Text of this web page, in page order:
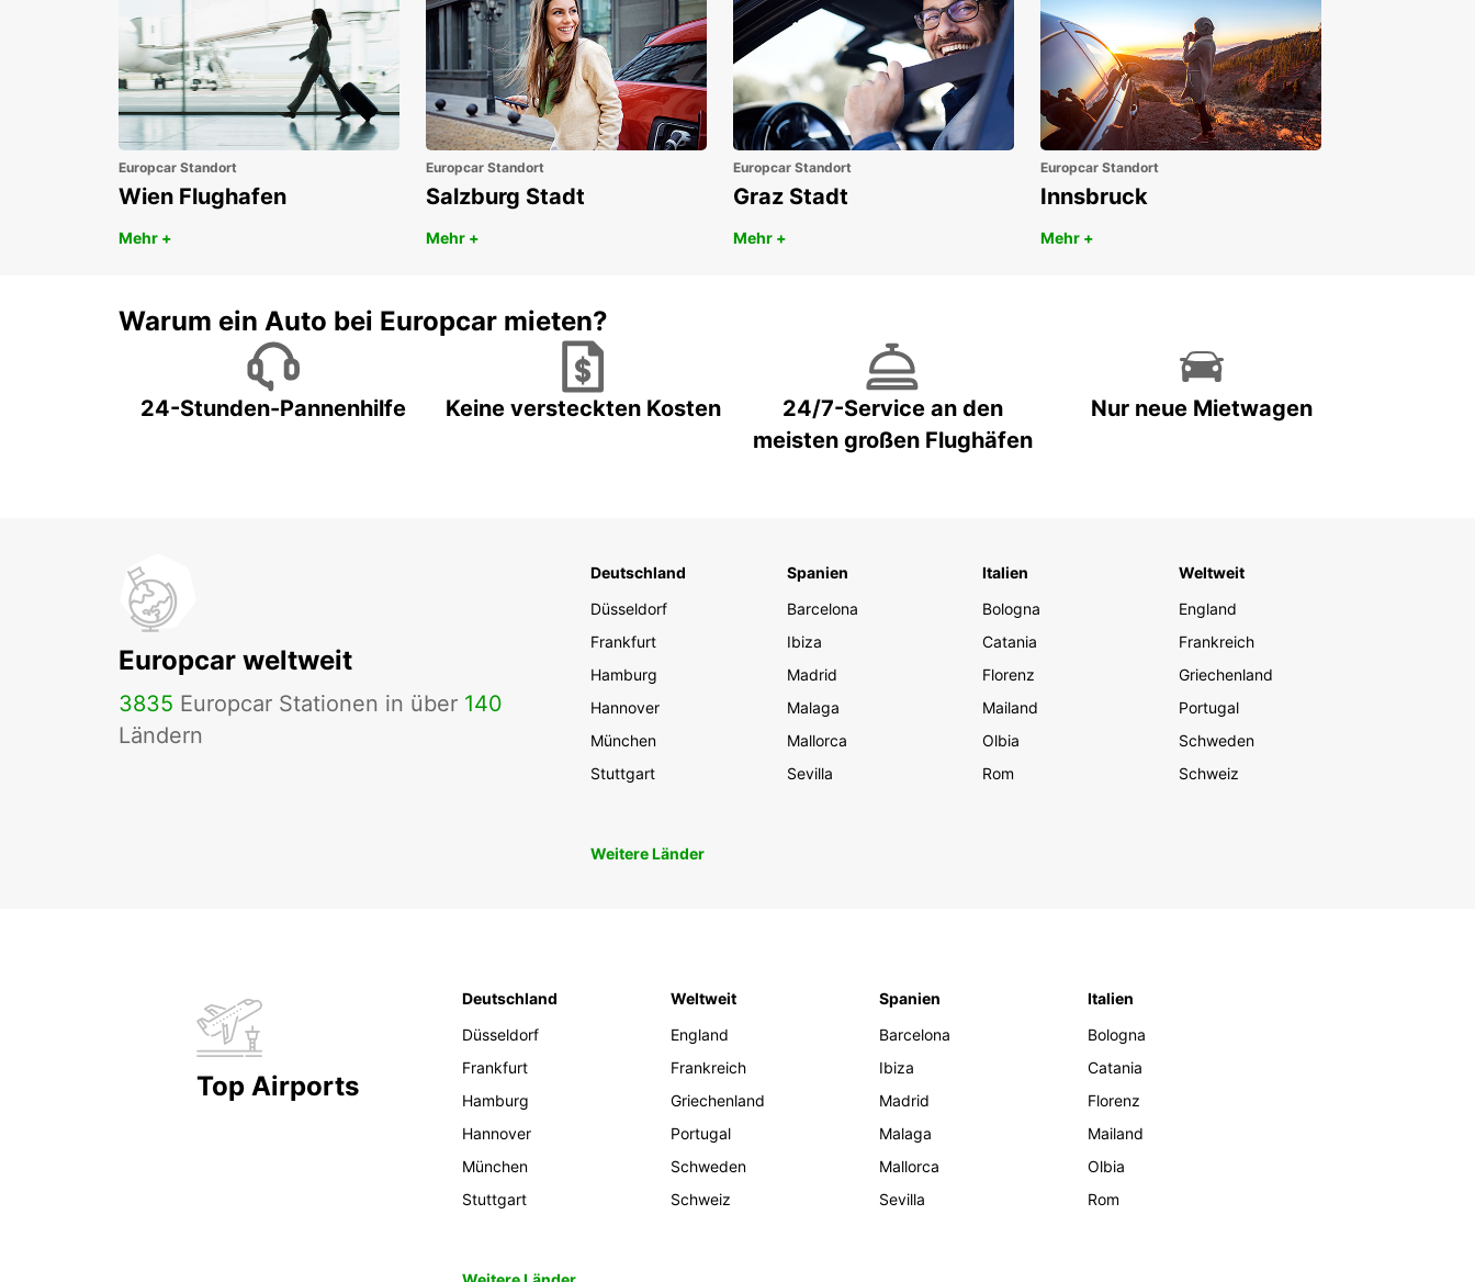
Europcar Standort
Wien Flughafen
Mehr +
Europcar Standort
Salzburg Stadt
Mehr +
Europcar Standort
Graz Stadt
Mehr +
Europcar Standort
Innsbruck
Mehr +
Warum ein Auto bei Europcar mieten?
24-Stunden-Pannenhilfe Keine versteckten Kosten
24/7-Service an den
meisten großen Flughäfen
Nur neue Mietwagen
Europcar weltweit
3835 Europcar Stationen in über 140
Ländern
Deutschland
Düsseldorf
Frankfurt
Hamburg
Hannover
München
Stuttgart
Spanien
Barcelona
Ibiza
Madrid
Malaga
Mallorca
Sevilla
Italien
Bologna
Catania
Florenz
Mailand
Olbia
Rom
Weltweit
England
Frankreich
Griechenland
Portugal
Schweden
Schweiz
Weitere Länder
Top Airports
Deutschland
Düsseldorf
Frankfurt
Hamburg
Hannover
München
Stuttgart
Weltweit
England
Frankreich
Griechenland
Portugal
Schweden
Schweiz
Spanien
Barcelona
Ibiza
Madrid
Malaga
Mallorca
Sevilla
Italien
Bologna
Catania
Florenz
Mailand
Olbia
Rom